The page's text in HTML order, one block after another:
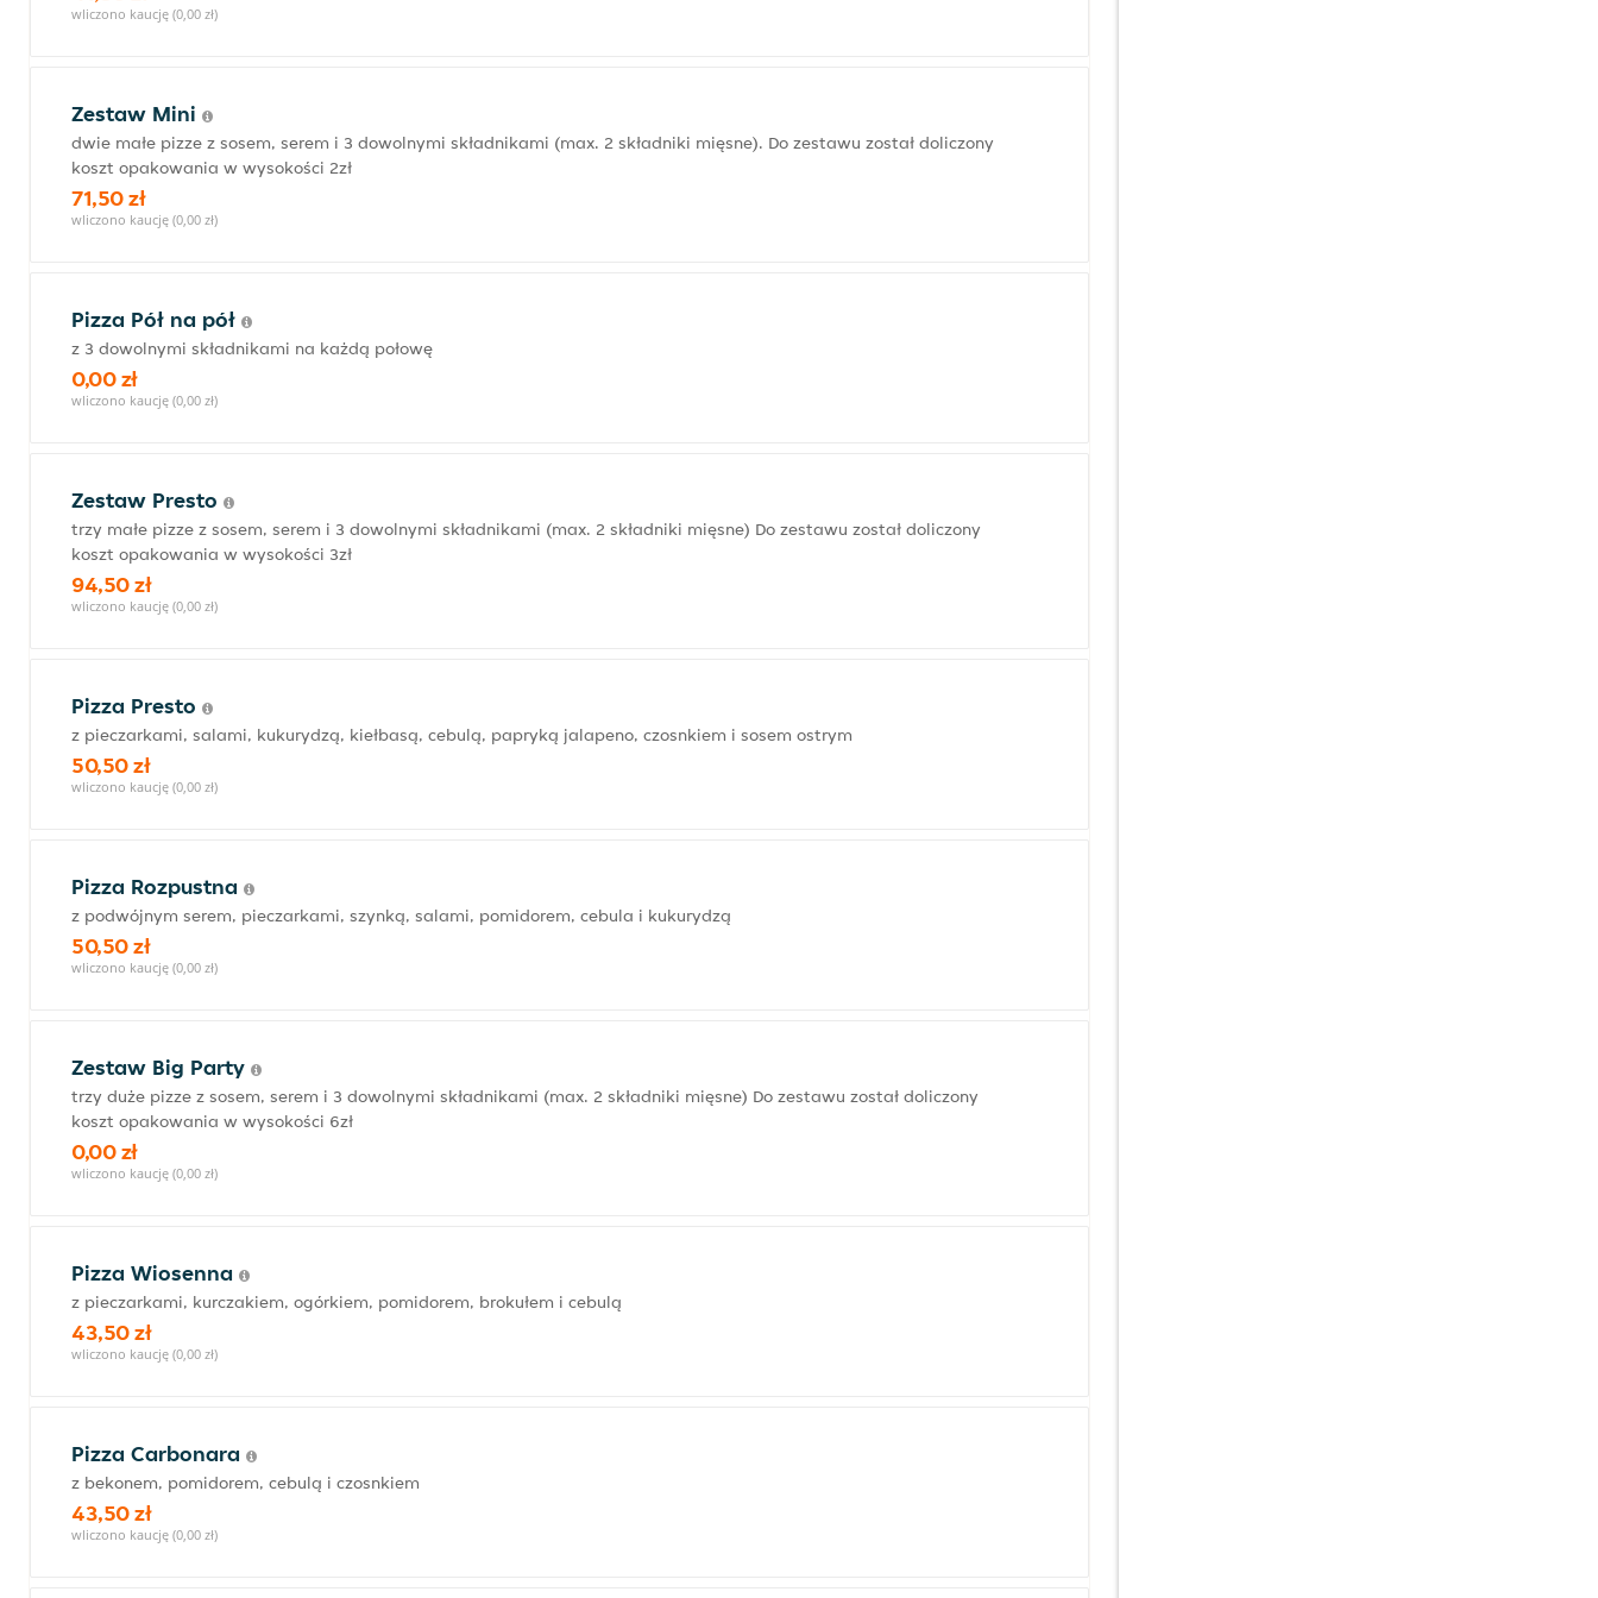
wliczono kaucję (0,00 zł)
Zestaw Mini
dwie małe pizze z sosem, serem i 3 dowolnymi składnikami (max. 2 składniki mięsne). Do zestawu został doliczony
koszt opakowania w wysokości 2zł
71,50 zł
wliczono kaucję (0,00 zł)
Pizza Pół na pół
z 3 dowolnymi składnikami na każdą połowę
0,00 zł
wliczono kaucję (0,00 zł)
Zestaw Presto
trzy małe pizze z sosem, serem i 3 dowolnymi składnikami (max. 2 składniki mięsne) Do zestawu został doliczony
koszt opakowania w wysokości 3zł
94,50 zł
wliczono kaucję (0,00 zł)
Pizza Presto
z pieczarkami, salami, kukurydzą, kiełbasą, cebulą, papryką jalapeno, czosnkiem i sosem ostrym
50,50 zł
wliczono kaucję (0,00 zł)
Pizza Rozpustna
z podwójnym serem, pieczarkami, szynką, salami, pomidorem, cebula i kukurydzą
50,50 zł
wliczono kaucję (0,00 zł)
Zestaw Big Party
trzy duże pizze z sosem, serem i 3 dowolnymi składnikami (max. 2 składniki mięsne) Do zestawu został doliczony
koszt opakowania w wysokości 6zł
0,00 zł
wliczono kaucję (0,00 zł)
Pizza Wiosenna
z pieczarkami, kurczakiem, ogórkiem, pomidorem, brokułem i cebulą
43,50 zł
wliczono kaucję (0,00 zł)
Pizza Carbonara
z bekonem, pomidorem, cebulą i czosnkiem
43,50 zł
wliczono kaucję (0,00 zł)